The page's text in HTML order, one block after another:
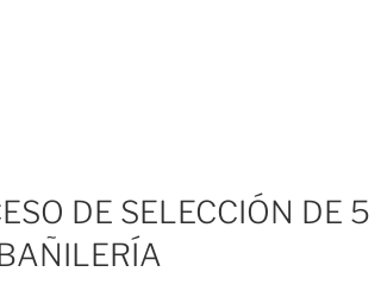
DE SELECCIÓN DE 5